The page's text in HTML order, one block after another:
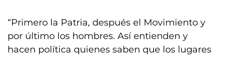
“Primero la Patria, después el Movimiento y
por último los hombres. Así entienden y
hacen política quienes saben que los lugares